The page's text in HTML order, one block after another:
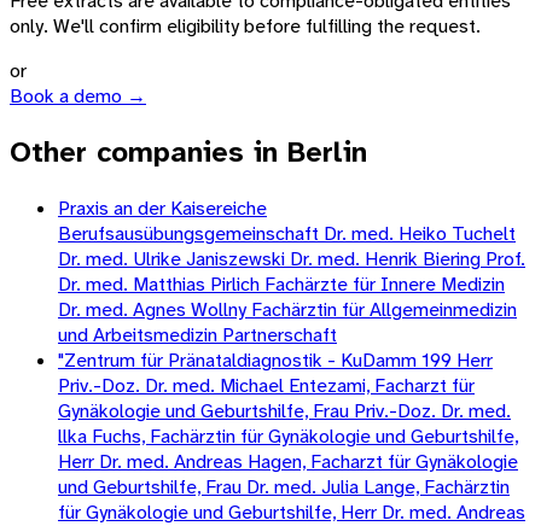
only. We'll confirm eligibility before fulfilling the request.
or
Book a demo →
Other companies in Berlin
Praxis an der Kaisereiche
Berufsausübungsgemeinschaft Dr. med. Heiko Tuchelt
Dr. med. Ulrike Janiszewski Dr. med. Henrik Biering Prof.
Dr. med. Matthias Pirlich Fachärzte für Innere Medizin
Dr. med. Agnes Wollny Fachärztin für Allgemeinmedizin
und Arbeitsmedizin Partnerschaft
"Zentrum für Pränataldiagnostik - KuDamm 199 Herr
Priv.-Doz. Dr. med. Michael Entezami, Facharzt für
Gynäkologie und Geburtshilfe, Frau Priv.-Doz. Dr. med.
llka Fuchs, Fachärztin für Gynäkologie und Geburtshilfe,
Herr Dr. med. Andreas Hagen, Facharzt für Gynäkologie
und Geburtshilfe, Frau Dr. med. Julia Lange, Fachärztin
für Gynäkologie und Geburtshilfe, Herr Dr. med. Andreas